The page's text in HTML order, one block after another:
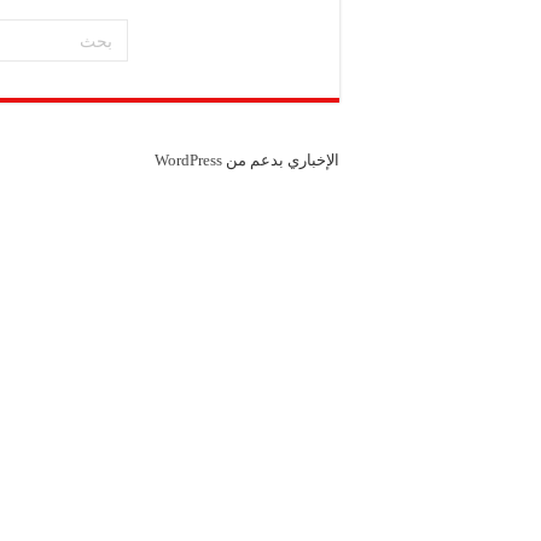
شركة “جالكسي
الإخباري بدعم من WordPress